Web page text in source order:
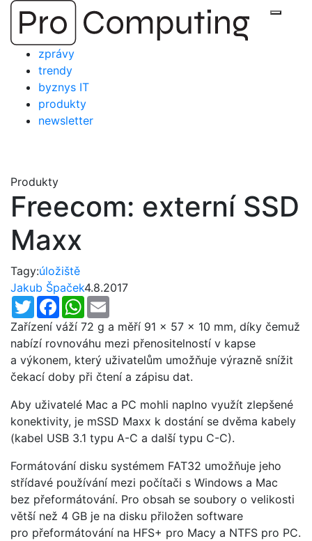
Přejít
obsah
zprávy
trendy
byznys IT
produkty
newsletter
Produkty
Freecom: externí SSD
Maxx
Tagy:úložiště
Jakub Špaček4.8.2017
TwitterFacebookWhatsApp
Zařízení váží 72 g a měří 91 x 57 x 10 mm, díky čemuž
nabízí rovnováhu mezi přenositelností v kapse
a výkonem, který uživatelům umožňuje výrazně snížit
čekací doby při čtení a zápisu dat.
Aby uživatelé Mac a PC mohli naplno využít zlepšené
konektivity, je mSSD Maxx k dostání se dvěma kabely
(kabel USB 3.1 typu A-C a další typu C-C).
Formátování disku systémem FAT32 umožňuje jeho
střídavé používání mezi počítači s Windows a Mac
bez přeformátování. Pro obsah se soubory o velikosti
větší než 4 GB je na disku přiložen software
pro přeformátování na HFS+ pro Macy a NTFS pro PC.